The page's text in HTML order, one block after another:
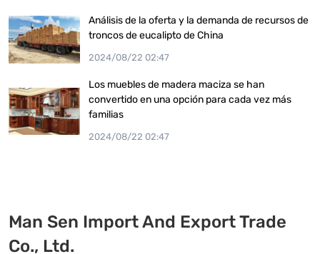
Análisis de la oferta y la demanda de recursos de
troncos de eucalipto de China
2024/08/22 02:47
Los muebles de madera maciza se han
convertido en una opción para cada vez más
familias
2024/08/22 02:47
Man Sen Import And Export Trade
Co., Ltd.